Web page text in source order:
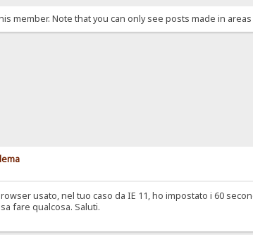
member. Note that you can only see posts made in
usato, nel tuo caso da IE 11, ho impostato i 60
fare qualcosa. Saluti.